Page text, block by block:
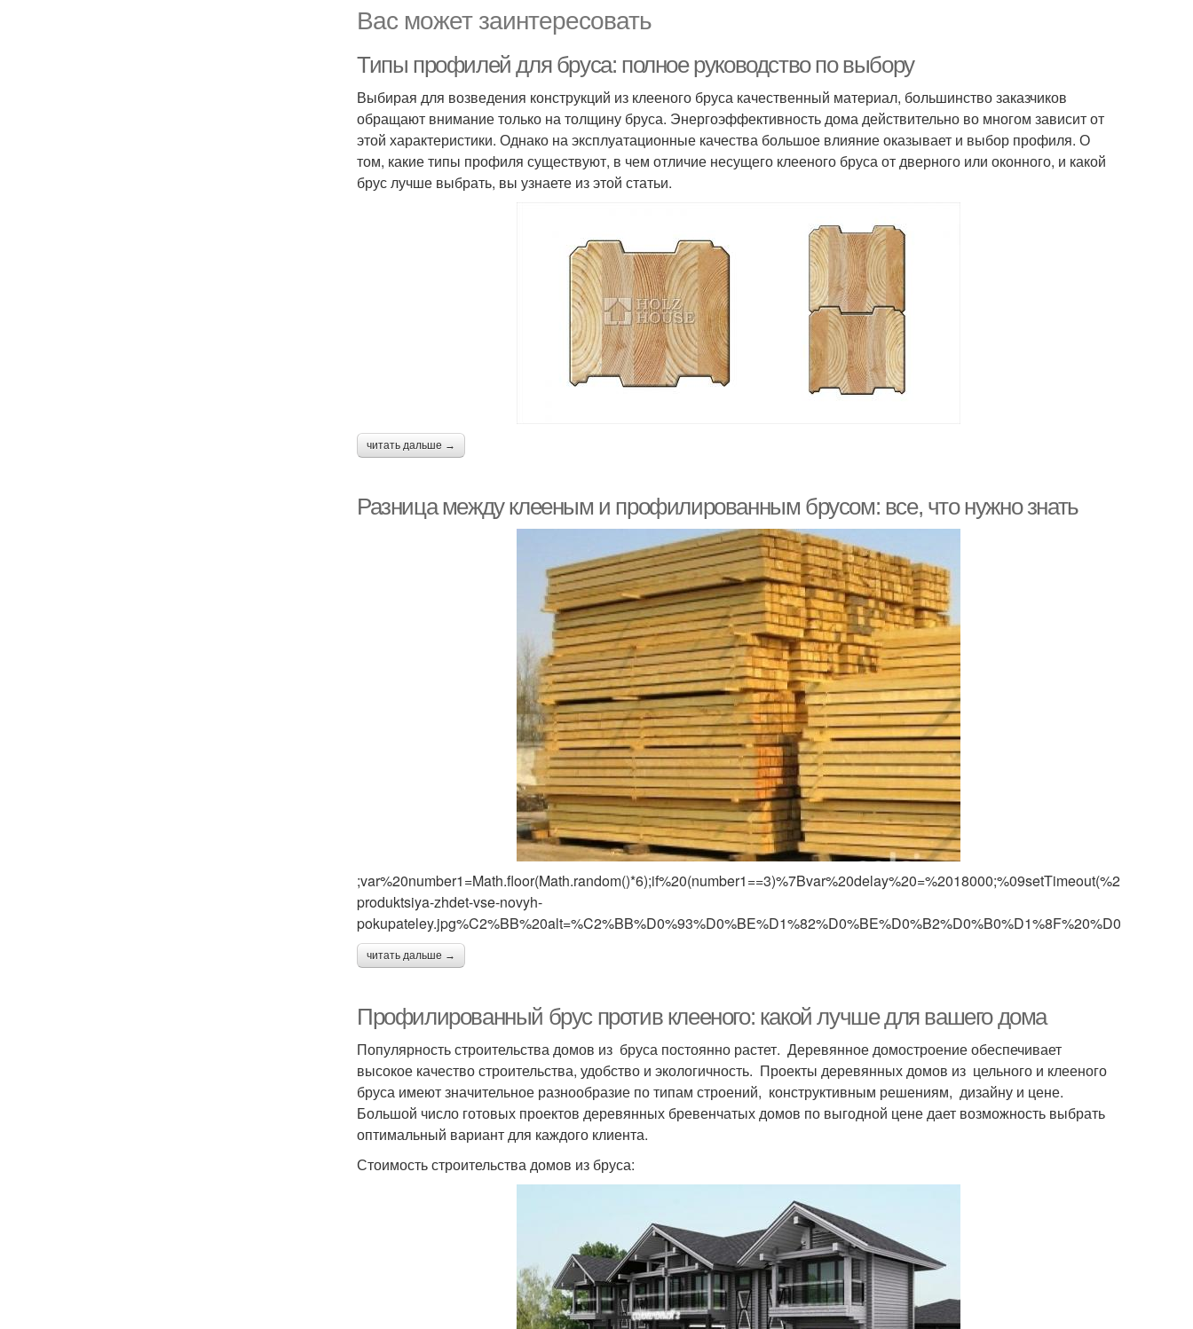
Вас может заинтересовать
Типы профилей для бруса: полное руководство по выбору
Выбирая для возведения конструкций из клееного бруса качественный материал, большинство заказчиков
обращают внимание только на толщину бруса. Энергоэффективность дома действительно во многом зависит от
этой характеристики. Однако на эксплуатационные качества большое влияние оказывает и выбор профиля. О
том, какие типы профиля существуют, в чем отличие несущего клееного бруса от дверного или оконного, и какой
брус лучше выбрать, вы узнаете из этой статьи.
читать дальше →
Разница между клееным и профилированным брусом: все, что нужно знать
produktsiya-zhdet-vse-novyh-
читать дальше →
Профилированный брус против клееного: какой лучше для вашего дома
Популярность строительства домов из бруса постоянно растет. Деревянное домостроение обеспечивает
высокое качество строительства, удобство и экологичность. Проекты деревянных домов из цельного и клееного
бруса имеют значительное разнообразие по типам строений, конструктивным решениям, дизайну и цене.
Большой число готовых проектов деревянных бревенчатых домов по выгодной цене дает возможность выбрать
оптимальный вариант для каждого клиента.
Стоимость строительства домов из бруса: